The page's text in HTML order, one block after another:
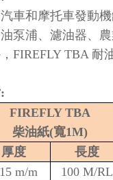
車和摩托車發動
泵浦、濾油器、農
FIREFLY TBA 耐
FIREFLY TBA
柴油紙(寬1M)
厚度
長度
m/m
100 M/RL